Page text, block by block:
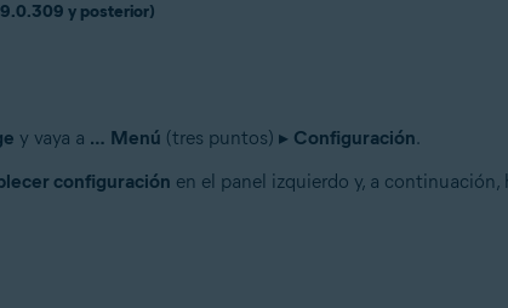
y posterior)
y vaya a … Menú (tres puntos) ▸ Configuración.
configuración en el panel izquierdo y, a continuación,